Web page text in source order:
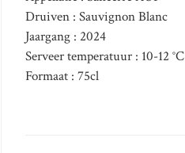
Druiven : Sauvignon Blanc
Jaargang : 2024
Serveer temperatuur : 10-12 °C
Formaat : 75cl